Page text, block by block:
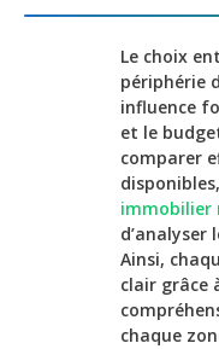
Le choix
périphérie
influence
et le
comparer
immobilier
d’analyser
Ainsi,
clair grâce
chaque